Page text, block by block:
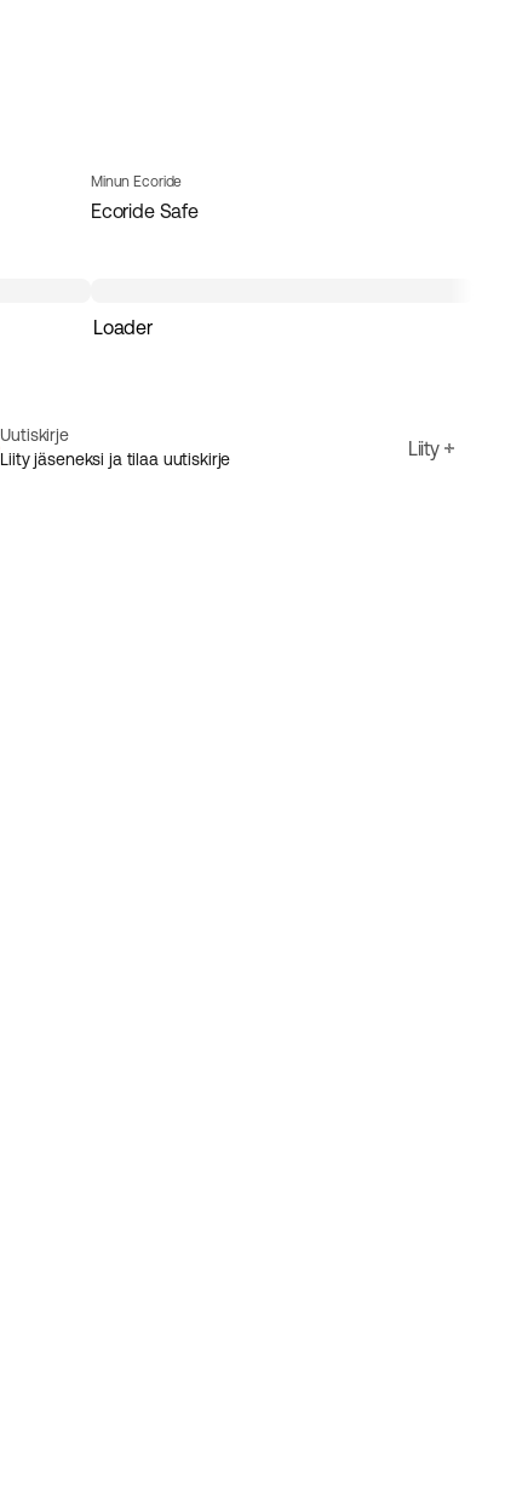
Minun Ecoride
Ecoride Safe
Loader
Uutiskirje
Liity jäseneksi ja tilaa uutiskirje
Liity